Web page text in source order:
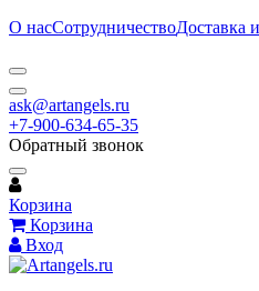
О насСотрудничествоДоставка
ask@artangels.ru
+7-900-634-65-35
Обратный звонок
Корзина
Корзина
Вход